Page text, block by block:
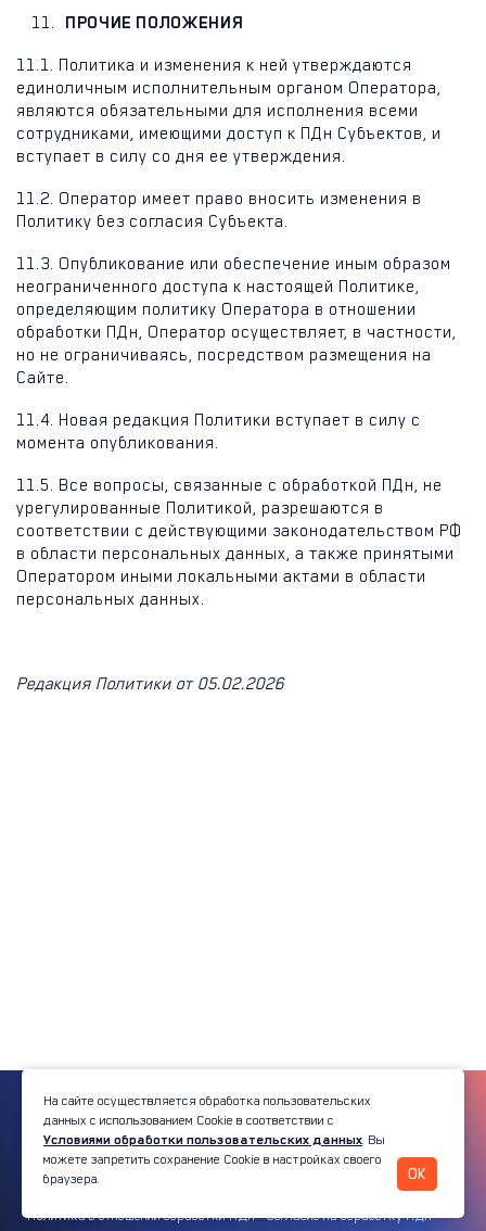
ПРОЧИЕ ПОЛОЖЕНИЯ
11.1. Политика и изменения к ней утверждаются
единоличным исполнительным органом Оператора,
являются обязательными для исполнения всеми
сотрудниками, имеющими доступ к ПДн Субъектов, и
вступает в силу со дня ее утверждения.
11.2. Оператор имеет право вносить изменения в
Политику без согласия Субъекта.
11.3. Опубликование или обеспечение иным образом
неограниченного доступа к настоящей Политике,
определяющим политику Оператора в отношении
обработки ПДн, Оператор осуществляет, в частности,
но не ограничиваясь, посредством размещения на
Сайте.
11.4. Новая редакция Политики вступает в силу с
момента опубликования.
11.5. Все вопросы, связанные с обработкой ПДн, не
урегулированные Политикой, разрешаются в
соответствии с действующими законодательством РФ
в области персональных данных, а также принятыми
Оператором иными локальными актами в области
персональных данных.
Редакция Политики от 05.02.2026
Информация о пользовательских данных
Политика в отношении обработки ПДн
Согласие на обработку ПДн
© 2026 Platforma
На сайте осуществляется обработка пользовательских
данных с использованием Cookie в соответствии с
Условиями обработки пользовательских данных . Вы
можете запретить сохранение Cookie в настройках своего
браузера.
OK